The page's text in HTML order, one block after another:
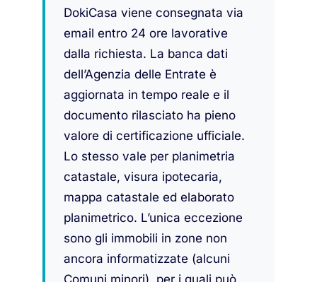
DokiCasa viene consegnata via
email entro 24 ore lavorative
dalla richiesta. La banca dati
dell’Agenzia delle Entrate è
aggiornata in tempo reale e il
documento rilasciato ha pieno
valore di certificazione ufficiale.
Lo stesso vale per planimetria
catastale, visura ipotecaria,
mappa catastale ed elaborato
planimetrico. L’unica eccezione
sono gli immobili in zone non
ancora informatizzate (alcuni
Comuni minori), per i quali può